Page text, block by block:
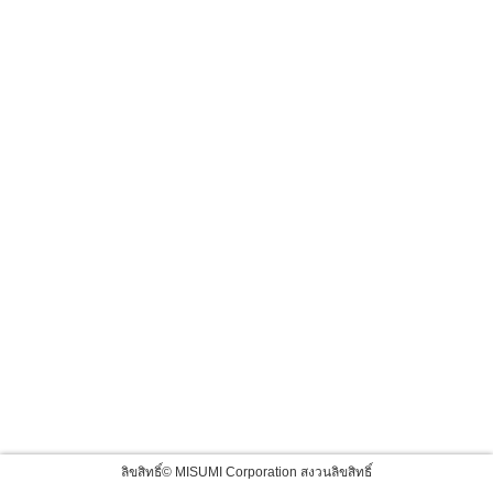
ลิขสิทธิ์© MISUMI Corporation สงวนลิขสิทธิ์